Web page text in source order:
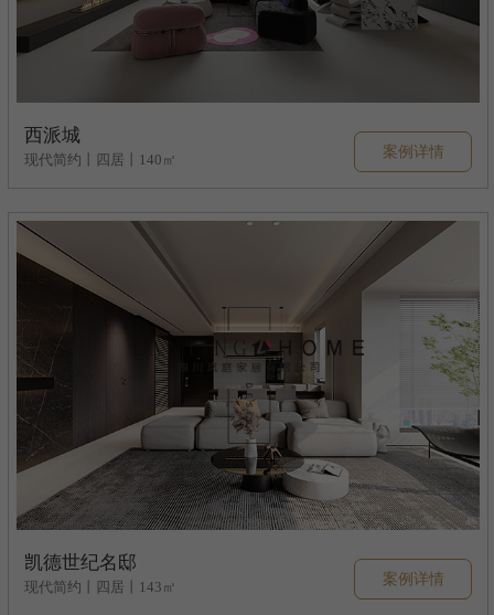
西派城
现代简约丨四居丨140㎡ 案例详情
凯德世纪名邸
现代简约丨四居丨143㎡ 案例详情